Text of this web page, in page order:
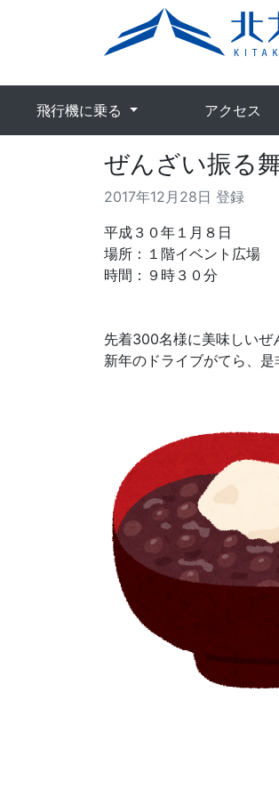
飛行機に乗る アクセス
ぜんざい振る
2017年12月28日 登録
平成３０年１月８日
場所：１階イベント広場
時間：９時３０分
先着300名様に美味しいぜ
新年のドライブがてら、